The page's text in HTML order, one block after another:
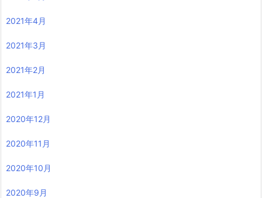
2021年4月
2021年3月
2021年2月
2021年1月
2020年12月
2020年11月
2020年10月
2020年9月